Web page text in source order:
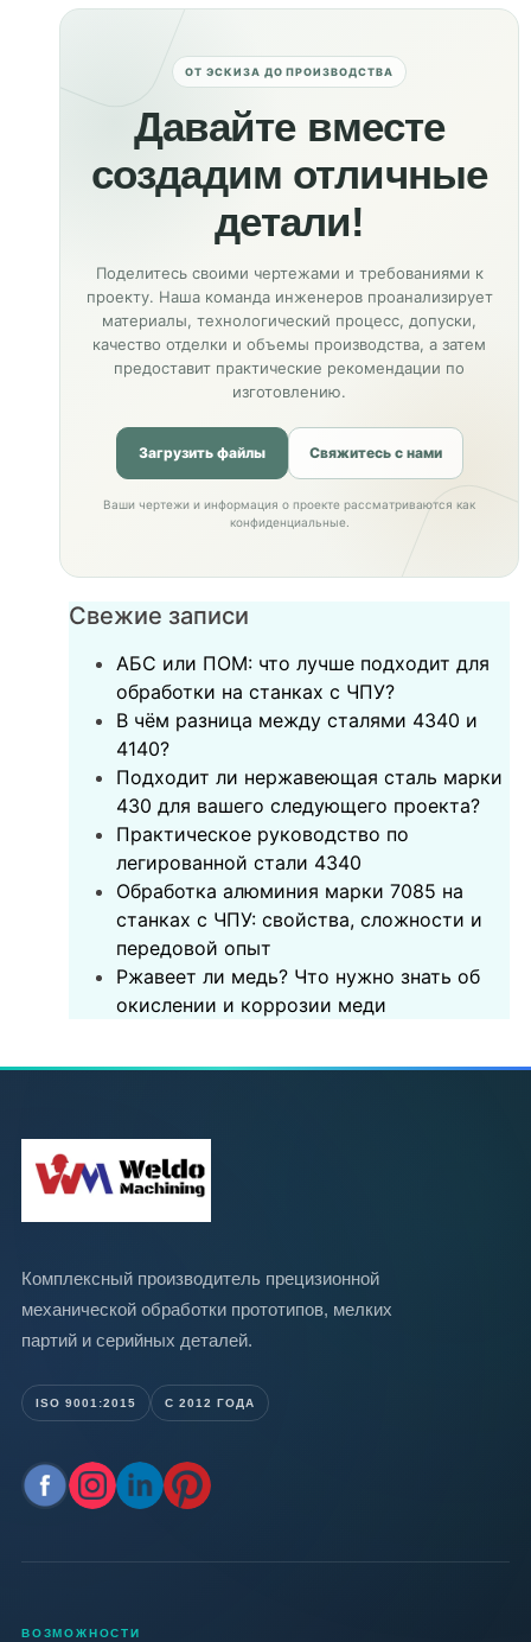
ОТ ЭСКИЗА ДО ПРОИЗВОДСТВА
Давайте вместе
создадим отличные
детали!
Поделитесь своими чертежами и требованиями к
проекту. Наша команда инженеров проанализирует
материалы, технологический процесс, допуски,
качество отделки и объемы производства, а затем
предоставит практические рекомендации по
изготовлению.
Загрузить файлы Свяжитесь с нами
Ваши чертежи и информация о проекте рассматриваются как
конфиденциальные.
Свежие записи
АБС или ПОМ: что лучше подходит для
обработки на станках с ЧПУ?
В чём разница между сталями 4340 и
4140?
Подходит ли нержавеющая сталь марки
430 для вашего следующего проекта?
‌Практическое руководство по
легированной стали 4340‌
Обработка алюминия марки 7085 на
станках с ЧПУ: свойства, сложности и
передовой опыт
Ржавеет ли медь? Что нужно знать об
окислении и коррозии меди
Комплексный производитель прецизионной
механической обработки прототипов, мелких
партий и серийных деталей.
ISO 9001:2015 С 2012 ГОДА
ВОЗМОЖНОСТИ